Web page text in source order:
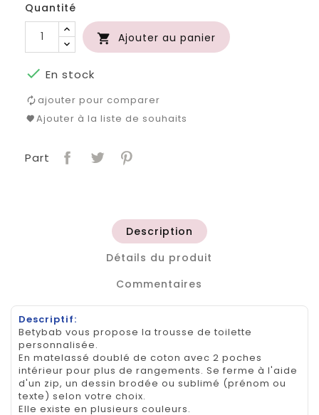
Quantité
 Ajouter au panier
 En stock
ajouter pour comparer
Ajouter à la liste de souhaits
Part
Description
Détails du produit
Commentaires
Descriptif:
Betybab vous propose la trousse de toilette
personnalisée.
En matelassé doublé de coton avec 2 poches
intérieur pour plus de rangements. Se ferme à l'aide
d'un zip, un dessin brodée ou sublimé (prénom ou
texte) selon votre choix.
Elle existe en plusieurs couleurs.